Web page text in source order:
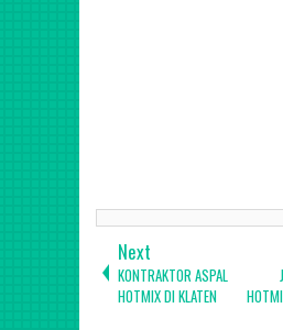
Next
KONTRAKTOR ASPAL
HOTMIX DI KLATEN